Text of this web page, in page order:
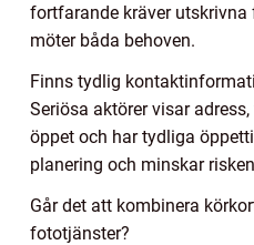
fortfarande kräver
möter båda behoven.
Finns tydlig
Seriösa aktörer visar
öppet och har tydliga
planering och minskar
Går det att kombinera
fototjänster?